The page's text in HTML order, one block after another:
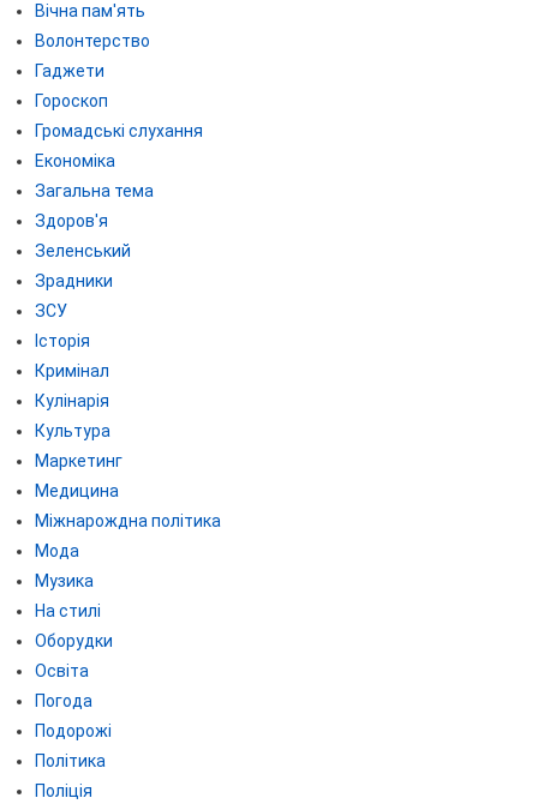
Вічна пам'ять
Волонтерство
Гаджети
Гороскоп
Громадські слухання
Економіка
Загальна тема
Здоров'я
Зеленський
Зрадники
ЗСУ
Історія
Кримінал
Кулінарія
Культура
Маркетинг
Медицина
Міжнарождна політика
Мода
Музика
На стилі
Оборудки
Освіта
Погода
Подорожі
Політика
Поліція